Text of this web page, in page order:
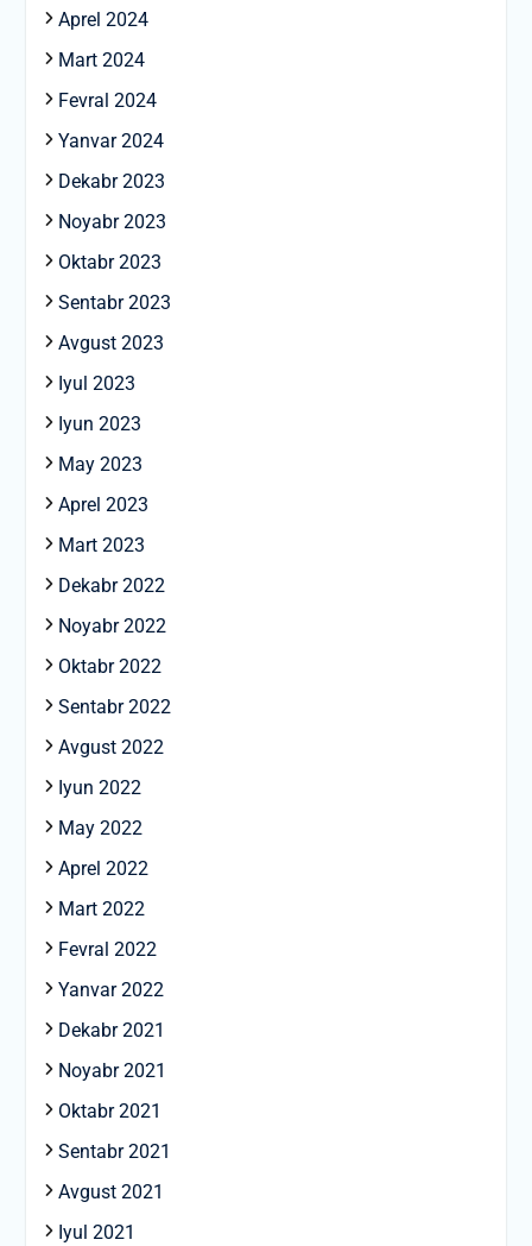
Aprel 2024
Mart 2024
Fevral 2024
Yanvar 2024
Dekabr 2023
Noyabr 2023
Oktabr 2023
Sentabr 2023
Avgust 2023
Iyul 2023
Iyun 2023
May 2023
Aprel 2023
Mart 2023
Dekabr 2022
Noyabr 2022
Oktabr 2022
Sentabr 2022
Avgust 2022
Iyun 2022
May 2022
Aprel 2022
Mart 2022
Fevral 2022
Yanvar 2022
Dekabr 2021
Noyabr 2021
Oktabr 2021
Sentabr 2021
Avgust 2021
Iyul 2021